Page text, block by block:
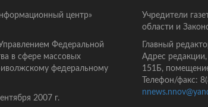
центр»
Федеральной
в сфере массовых
федеральному
2007 г.
Учредители
области и
Главный
Адрес
151Б,
Телефон/факс: